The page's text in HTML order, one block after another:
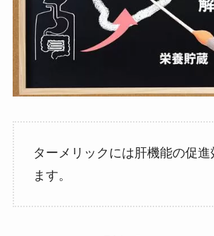
ターメリックには肝機能の促進
ます。